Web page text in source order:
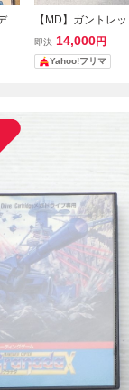
ビ
【MD】ガントレ
ガドライブ 箱無し
即決 14,000円
Yahoo!フリマ